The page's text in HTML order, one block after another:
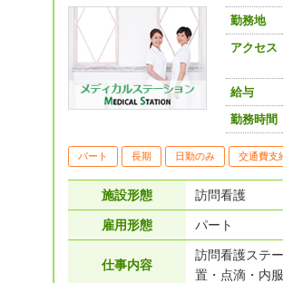
勤務地
アクセス
給与
勤務時間
パート 長期 日勤のみ 交通費支
施設形態 訪問看護
雇用形態 パート
仕事内容
訪問看護ステ
置・点滴・内